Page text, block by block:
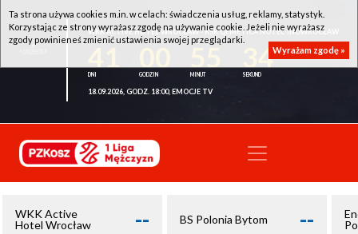
WKK ACTIVE HOTEL WROCŁAW - KSK QEMETICA NOTEĆ INOWROCŁAW
34
18.09.2026, GODZ. 18:00, EMOCJE TV
WKK Active
Hotel Wrocław
-- BS Polonia Bytom --
Ta strona używa cookies m.in. w celach: świadczenia usług, reklamy, statystyk.
Korzystając ze strony wyrażasz zgodę na używanie cookie. Jeżeli nie wyrażasz
zgody powinieneś zmienić ustawienia swojej przeglądarki.
Wyrażam zgodę »